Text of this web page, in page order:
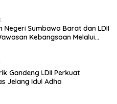
Negeri Sumbawa Barat dan LDII
Kebangsaan Melalui
Gandeng LDII Perkuat
Jelang Idul Adha